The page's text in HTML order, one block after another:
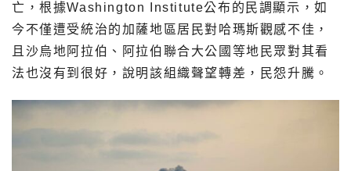
亡，根據Washington Institute公布的民調顯示，如
今不僅遭受統治的加薩地區居民對哈瑪斯觀感不佳，
且沙烏地阿拉伯、阿拉伯聯合大公國等地民眾對其看
法也沒有到很好，說明該組織聲望轉差，民怨升騰。